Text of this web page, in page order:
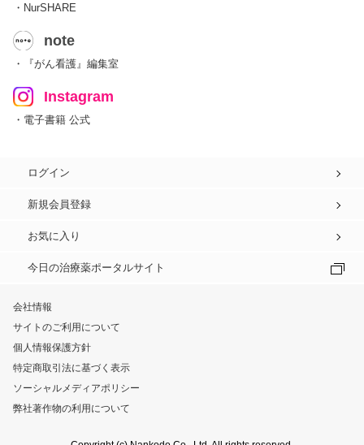
・NurSHARE
note
・『がん看護』編集室
Instagram
・電子書籍 公式
ログイン
新規会員登録
お気に入り
今日の治療薬ポータルサイト
会社情報
サイトのご利用について
個人情報保護方針
特定商取引法に基づく表示
ソーシャルメディアポリシー
弊社著作物の利用について